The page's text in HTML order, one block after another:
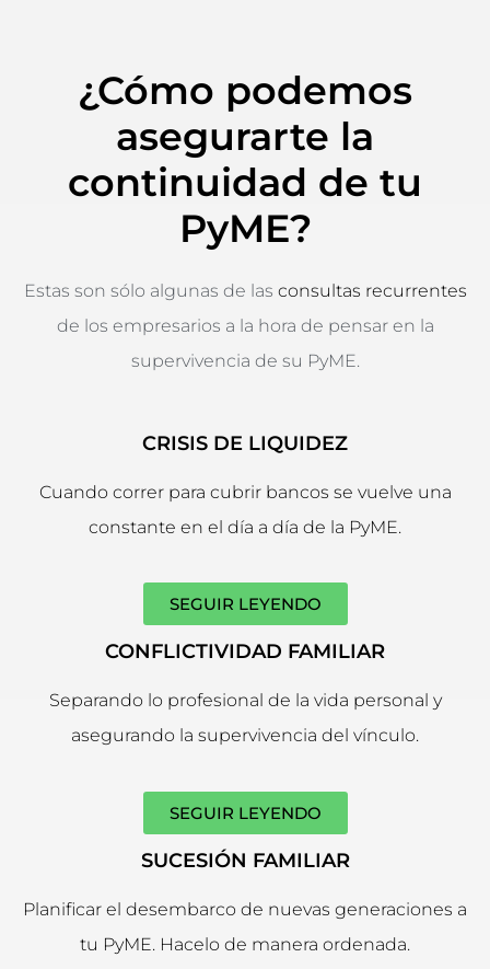
¿Cómo podemos
asegurarte la
continuidad de tu
PyME?
Estas son sólo algunas de las consultas recurrentes
de los empresarios a la hora de pensar en la
supervivencia de su PyME.
CRISIS DE LIQUIDEZ
Cuando correr para cubrir bancos se vuelve una
constante en el día a día de la PyME.
SEGUIR LEYENDO
CONFLICTIVIDAD FAMILIAR
Separando lo profesional de la vida personal y
asegurando la supervivencia del vínculo.
SEGUIR LEYENDO
SUCESIÓN FAMILIAR
Planificar el desembarco de nuevas generaciones a
tu PyME. Hacelo de manera ordenada.